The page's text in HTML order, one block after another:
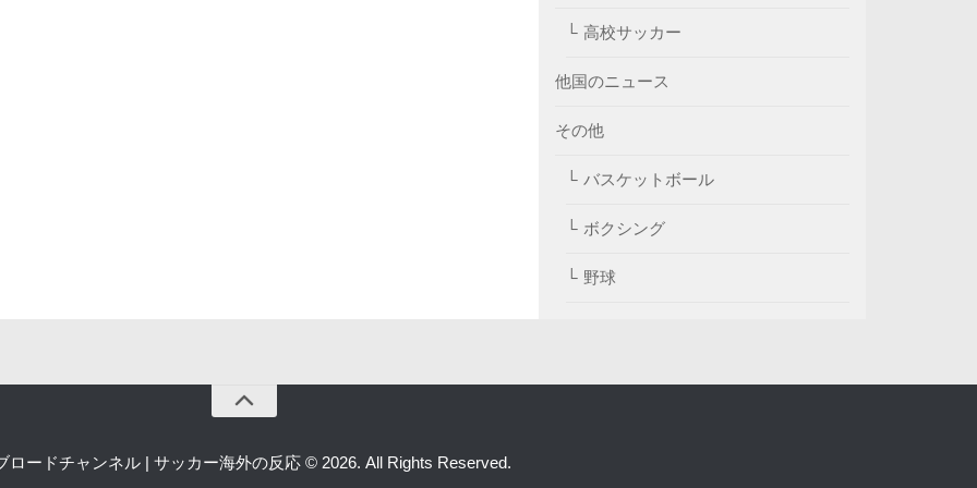
高校サッカー
他国のニュース
その他
バスケットボール
ボクシング
野球
ロードチャンネル | サッカー海外の反応 © 2026. All Rights Reserved.